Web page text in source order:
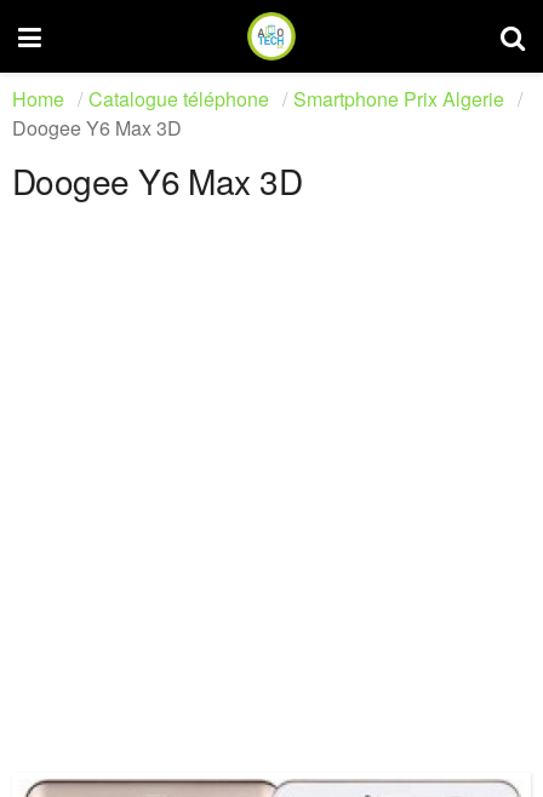
Home Catalogue téléphone
Smartphone Prix Algerie
Doogee Y6 Max 3D
Doogee Y6 Max 3D